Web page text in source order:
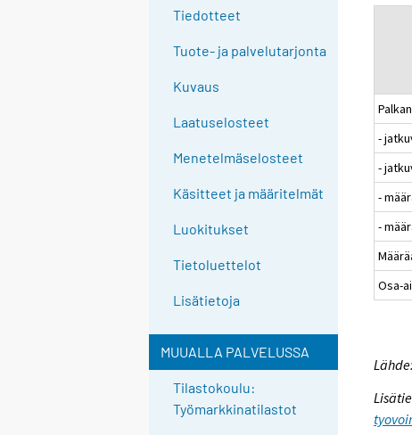
Tiedotteet
Tuote- ja palvelutarjonta
Kuvaus
Laatuselosteet
Menetelmäselosteet
Käsitteet ja määritelmät
Luokitukset
Tietoluettelot
Lisätietoja
MUUALLA PALVELUSSA
Tilastokoulu:
Työmarkkinatilastot
-
-
-
-
Osa-